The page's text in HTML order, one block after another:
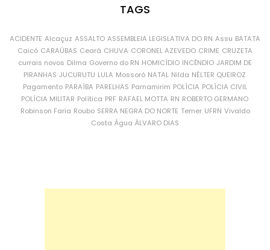
TAGS
ACIDENTE Alcaçuz ASSALTO ASSEMBLEIA LEGISLATIVA DO RN Assu BATATA
Caicó CARAÚBAS Ceará CHUVA CORONEL AZEVEDO CRIME CRUZETA
currais novos Dilma Governo do RN HOMICÍDIO INCÊNDIO JARDIM DE
PIRANHAS JUCURUTU LULA Mossoró NATAL Nilda NÉLTER QUEIROZ
Pagamento PARAÍBA PARELHAS Parnamirim POLÍCIA POLÍCIA CIVIL
POLÍCIA MILITAR Política PRF RAFAEL MOTTA RN ROBERTO GERMANO
Robinson Faria Roubo SERRA NEGRA DO NORTE Temer UFRN Vivaldo
Costa Água ÁLVARO DIAS